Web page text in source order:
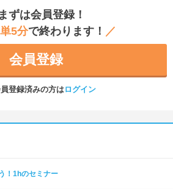
まずは会員登録！
5分で終わります！ ／
会員登録
登録済みの方はログイン
！1hのセミナー